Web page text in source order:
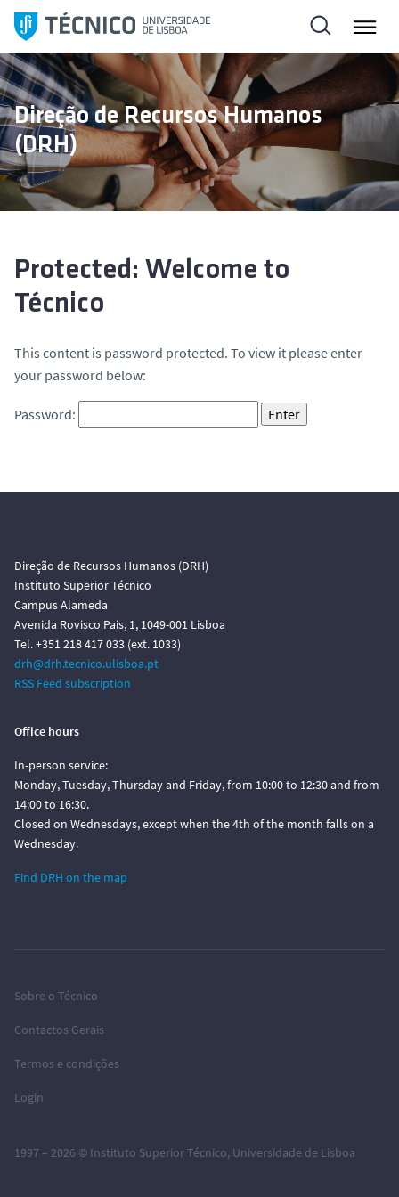
i
p
t
o
c
o
t
Direção de Recursos Humanos
(DRH)
Protected: Welcome to
Técnico
This content is password protected. To view it please enter
your password below:
Password:
Direção de Recursos Humanos (DRH)
Instituto Superior Técnico
Campus Alameda
Avenida Rovisco Pais, 1, 1049-001 Lisboa
Tel. +351 218 417 033 (ext. 1033)
drh@drh.tecnico.ulisboa.pt
RSS Feed subscription
Office hours
In-person service:
Monday, Tuesday, Thursday and Friday, from 10:00 to 12:30 and from
14:00 to 16:30.
Closed on Wednesdays, except when the 4th of the month falls on a
Wednesday.
Find DRH on the map
Sobre o Técnico
Contactos Gerais
Termos e condições
Login
1997 – 2026 © Instituto Superior Técnico, Universidade de Lisboa